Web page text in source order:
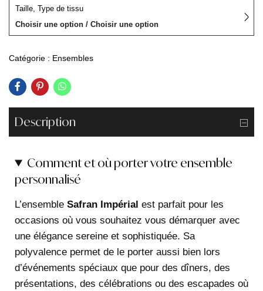
Taille, Type de tissu
Choisir une option / Choisir une option
Catégorie : Ensembles
Description
Comment et où porter votre ensemble
personnalisé
L’ensemble Safran Impérial est parfait pour les
occasions où vous souhaitez vous démarquer avec
une élégance sereine et sophistiquée. Sa
polyvalence permet de le porter aussi bien lors
d’événements spéciaux que pour des dîners, des
présentations, des célébrations ou des escapades où